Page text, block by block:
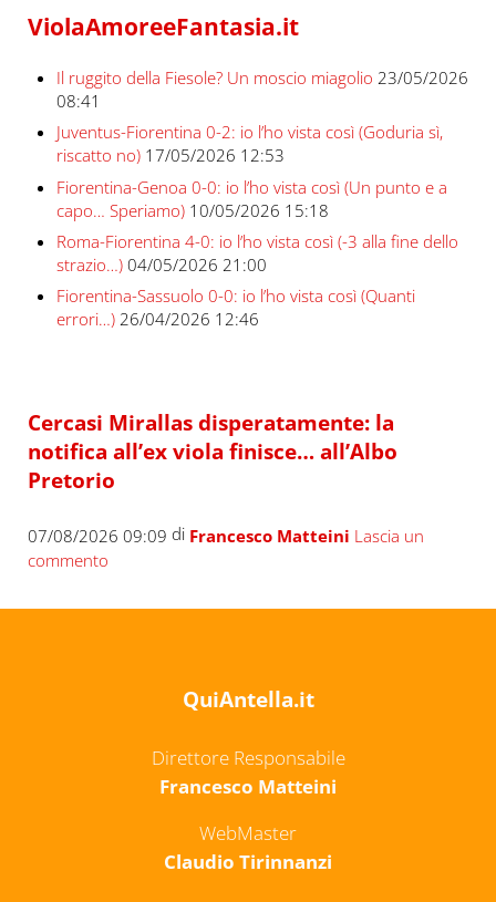
ViolaAmoreeFantasia.it
Il ruggito della Fiesole? Un moscio miagolio 23/05/2026
08:41
Juventus-Fiorentina 0-2: io l’ho vista così (Goduria sì,
riscatto no) 17/05/2026 12:53
Fiorentina-Genoa 0-0: io l’ho vista così (Un punto e a
capo… Speriamo) 10/05/2026 15:18
Roma-Fiorentina 4-0: io l’ho vista così (-3 alla fine dello
strazio…) 04/05/2026 21:00
Fiorentina-Sassuolo 0-0: io l’ho vista così (Quanti
errori…) 26/04/2026 12:46
Cercasi Mirallas disperatamente: la
notifica all’ex viola finisce… all’Albo
Pretorio
07/08/2026 09:09 di Francesco Matteini Lascia un
commento
QuiAntella.it
Direttore Responsabile
Francesco Matteini
WebMaster
Claudio Tirinnanzi